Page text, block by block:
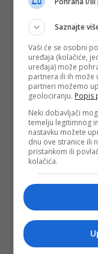
E. H. 09/
svijeta:
veliku
Saznajte
Vaši će se osobni
uređaja (kolačiće,
uređaja) može
partnera ili ih može
partneri možemo
geolociranju. Popis
Neki dobavljači
temelju legitimnog
nastavku možete
dnu ove stranice ili
pristankom ili
kolačića.